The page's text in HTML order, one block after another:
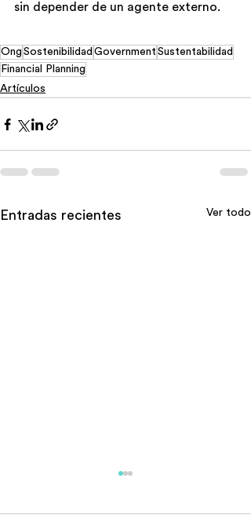
sin depender de un agente externo.
Ong Sostenibilidad Government Sustentabilidad
Financial Planning
Artículos
Entradas recientes Ver todo